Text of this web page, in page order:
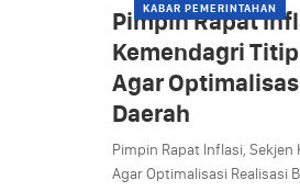
KABAR PEMERINTAHAN
Pimpin Rapat
Kemendagri
Agar
Daerah
Pimpin Rapat Inflasi,
Agar Optimalisasi Realisasi